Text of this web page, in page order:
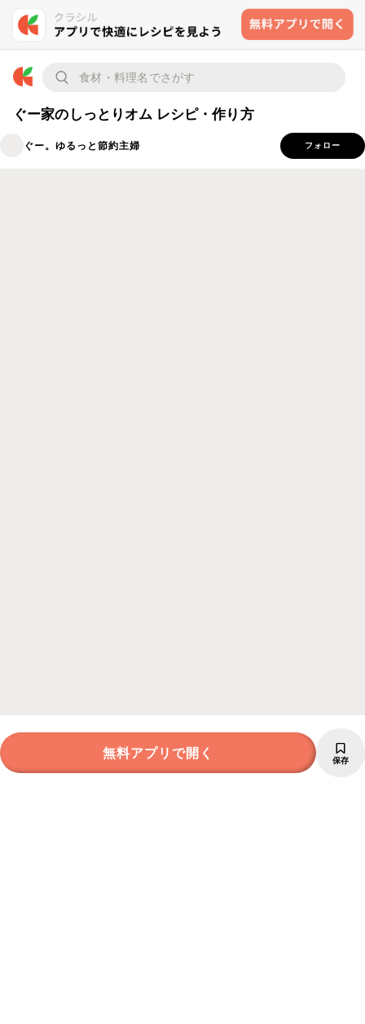
ぐー家のしっとりオム レシピ・作り方
ぐー。ゆるっと節約主婦 フォロー
無料アプリで開く 保存